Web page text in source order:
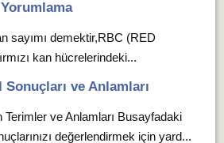
sayımı demektir,RBC (RED
kan hücrelerindeki...
ve Anlamları
Terimler ve Anlamları Busayfadaki
değerlendirmek için yard...